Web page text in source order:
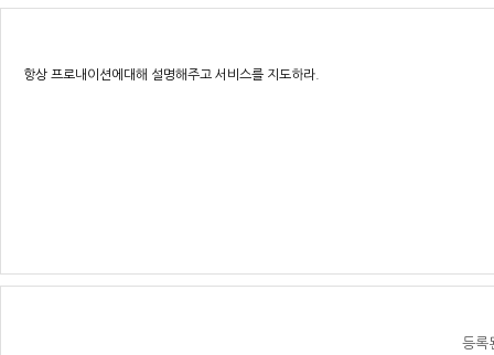
항상 프로내이션에대해 설명해주고 서비스를 지도하라.
등록